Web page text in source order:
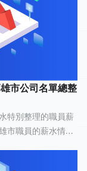
市公司名單總整
人認為這份工作「